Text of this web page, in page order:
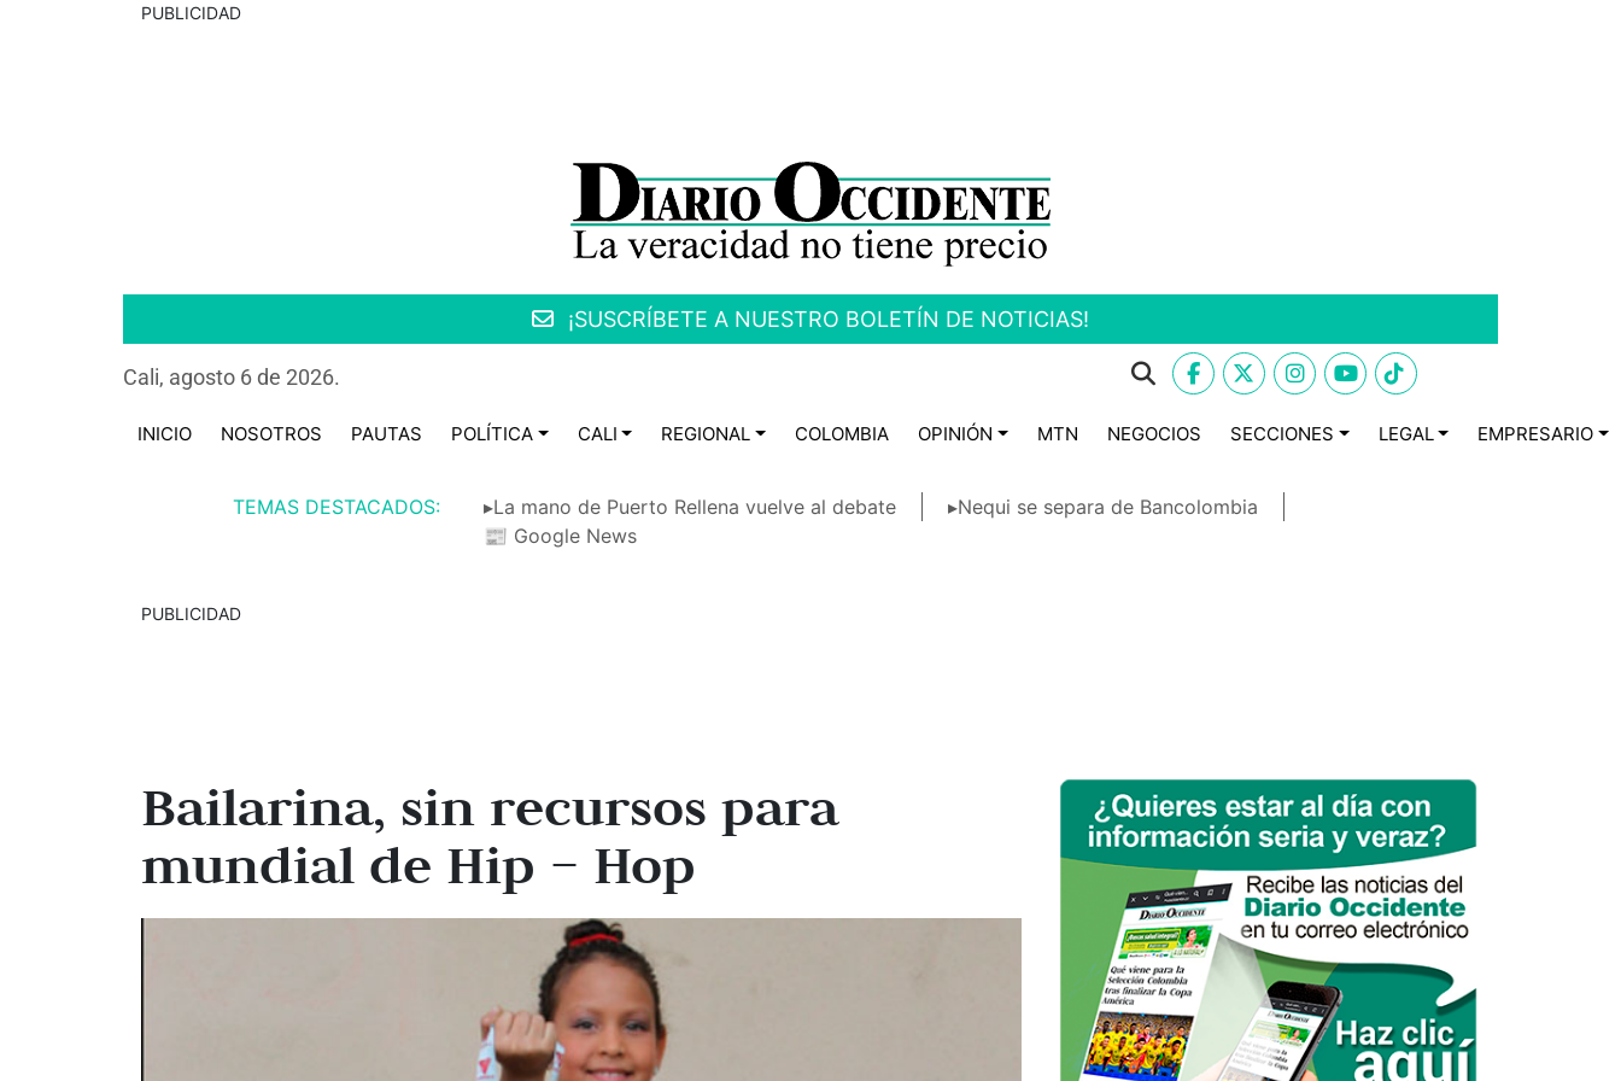
PUBLICIDAD
¡SUSCRÍBETE A NUESTRO BOLETÍN DE NOTICIAS!
Cali, agosto 6 de 2026.
INICIO NOSOTROS PAUTAS POLÍTICA CALI REGIONAL COLOMBIA OPINIÓN MTN NEGOCIOS SECCIONES LEGAL EMPRESARIO
TEMAS DESTACADOS: ▸La mano de Puerto Rellena vuelve al debate
▸Nequi se separa de Bancolombia
📰 Google News
PUBLICIDAD
Bailarina, sin recursos para
mundial de Hip – Hop